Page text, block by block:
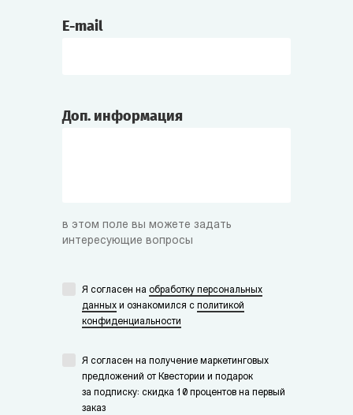
E-mail
Доп. информация
в этом поле вы можете задать
интересующие вопросы
Я согласен на обработку персональных
данных и ознакомился с политикой
конфиденциальности
Я согласен на получение маркетинговых
предложений от Квестории и подарок
за подписку: скидка 10 процентов на первый
заказ